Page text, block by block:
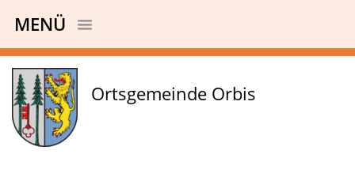
MENÜ
Ortsgemeinde Orbis